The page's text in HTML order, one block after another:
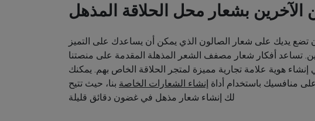
الآخرين بشعار محل الحلاقة المذهل
يديك على شعار الصالون الذي يمكن أن يساعدك على التميز
تساعد أفكار شعار مصفف الشعر المذهلة المقدمة على منصتنا
هوية علامة تجارية مميزة لمتجر الحلاقة الخاص بهم. يمكنك
منافسيك باستخدام أداة إنشاء الشعارات الخاصة بنا، حيث تتيح
لك إنشاء شعار مذهل في غضون دقائق قليلة